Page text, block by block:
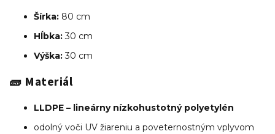
Šírka: 80 cm
Hĺbka:30 cm
Výška:30 cm
🧱 Materiál
LLDPE – lineárny nízkohustotný polyetylén
odolný voči UV žiareniu a poveternostným vplyvom